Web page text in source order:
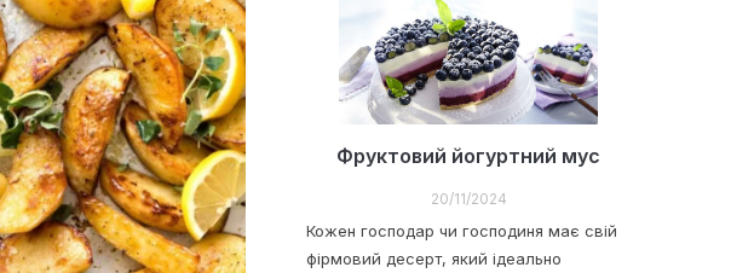
Фруктовий йогуртний мус
20/11/2024
Кожен господар чи господиня має свій
фірмовий десерт, який ідеально